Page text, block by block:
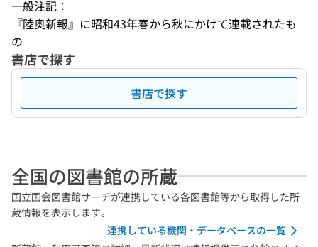
一般注記：
『陸奥新報』に昭和43年春から秋にかけて連載されたも
の
書店で探す
書店で探す
全国の図書館の所蔵
国立国会図書館サーチが連携している各図書館等から取得した所
蔵情報を表示します。
連携している機関・データベースの一覧